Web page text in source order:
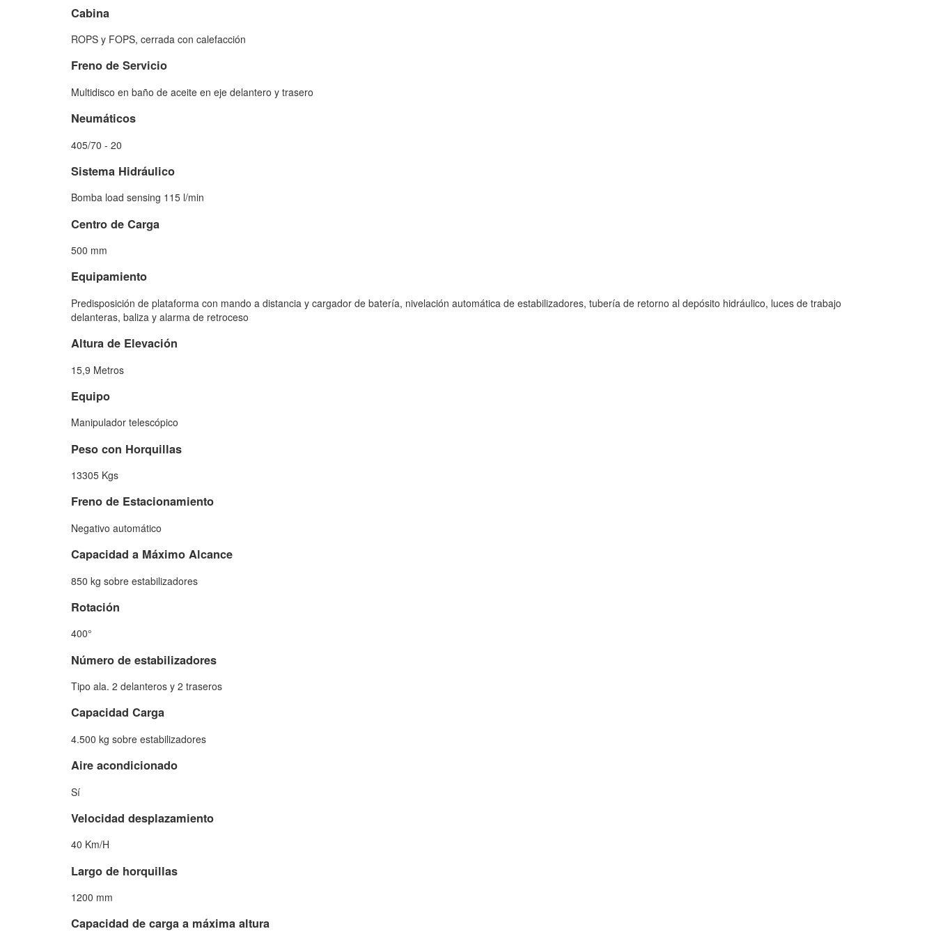
Cabina
ROPS y FOPS, cerrada con calefacción
Freno de Servicio
Multidisco en baño de aceite en eje delantero y trasero
Neumáticos
405/70 - 20
Sistema Hidráulico
Bomba load sensing 115 l/min
Centro de Carga
500 mm
Equipamiento
Predisposición de plataforma con mando a distancia y cargador de batería, nivelación automática de estabilizadores, tubería de retorno al depósito hidráulico, luces de trabajo
delanteras, baliza y alarma de retroceso
Altura de Elevación
15,9 Metros
Equipo
Manipulador telescópico
Peso con Horquillas
13305 Kgs
Freno de Estacionamiento
Negativo automático
Capacidad a Máximo Alcance
850 kg sobre estabilizadores
Rotación
400°
Número de estabilizadores
Tipo ala. 2 delanteros y 2 traseros
Capacidad Carga
4.500 kg sobre estabilizadores
Aire acondicionado
Sí
Velocidad desplazamiento
40 Km/H
Largo de horquillas
1200 mm
Capacidad de carga a máxima altura